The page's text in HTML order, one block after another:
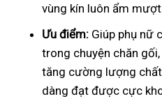
vùng kín luôn ẩm mượt.
Ưu điểm: Giúp phụ nữ
trong chuyện chăn
tăng cường lượng
dàng đạt được cực